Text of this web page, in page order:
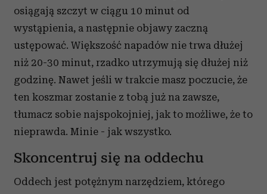
osiągają szczyt w ciągu 10 minut od
wystąpienia, a następnie objawy zaczną
ustępować. Większość napadów nie trwa dłużej
niż 20-30 minut, rzadko utrzymują się dłużej niż
godzinę. Nawet jeśli w trakcie masz poczucie, że
ten koszmar zostanie z tobą już na zawsze,
tłumacz sobie najspokojniej, jak to możliwe, że to
nieprawda. Minie - jak wszystko.
Skoncentruj się na oddechu
Oddech jest potężnym narzędziem, którego